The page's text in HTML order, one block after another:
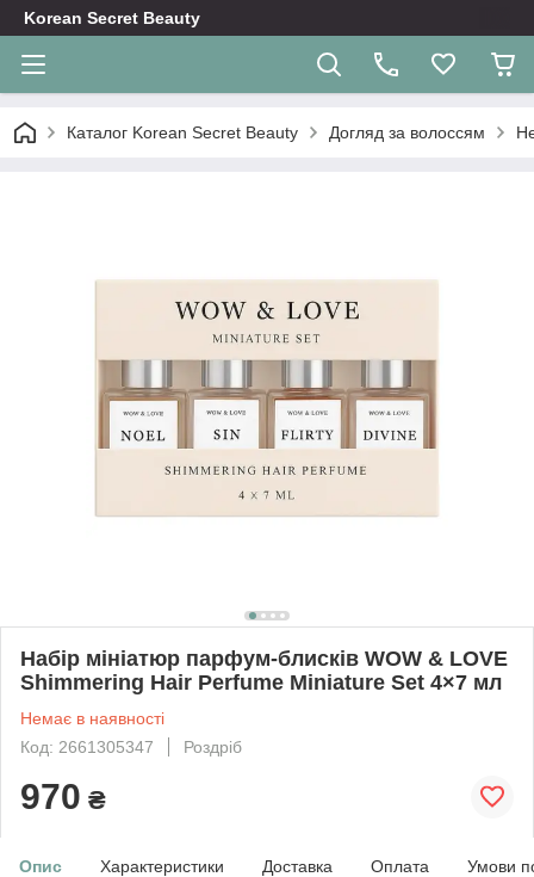
Korean Secret Beauty
Каталог Korean Secret Beauty Догляд за волоссям
Набір мініатюр парфум-блисків WOW & LOVE
Shimmering Hair Perfume Miniature Set 4×7 мл
Немає в наявності
Код: 2661305347
Роздріб
970 ₴
Опис Характеристики Доставка Оплата Умови